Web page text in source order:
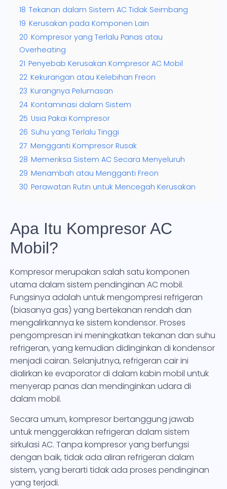
18 Tekanan dalam Sistem AC Tidak Seimbang
19 Kerusakan pada Komponen Lain
20 Kompresor yang Terlalu Panas atau
Overheating
21 Penyebab Kerusakan Kompresor AC Mobil
22 Kekurangan atau Kelebihan Freon
23 Kurangnya Pelumasan
24 Kontaminasi dalam Sistem
25 Usia Pakai Kompresor
26 Suhu yang Terlalu Tinggi
27 Mengganti Kompresor Rusak
28 Memeriksa Sistem AC Secara Menyeluruh
29 Menambah atau Mengganti Freon
30 Perawatan Rutin untuk Mencegah Kerusakan
Apa Itu Kompresor AC
Mobil?
Kompresor merupakan salah satu komponen
utama dalam sistem pendinginan AC mobil.
Fungsinya adalah untuk mengompresi refrigeran
(biasanya gas) yang bertekanan rendah dan
mengalirkannya ke sistem kondensor. Proses
pengompresan ini meningkatkan tekanan dan suhu
refrigeran, yang kemudian didinginkan di kondensor
menjadi cairan. Selanjutnya, refrigeran cair ini
dialirkan ke evaporator di dalam kabin mobil untuk
menyerap panas dan mendinginkan udara di
dalam mobil.
Secara umum, kompresor bertanggung jawab
untuk menggerakkan refrigeran dalam sistem
sirkulasi AC. Tanpa kompresor yang berfungsi
dengan baik, tidak ada aliran refrigeran dalam
sistem, yang berarti tidak ada proses pendinginan
yang terjadi.